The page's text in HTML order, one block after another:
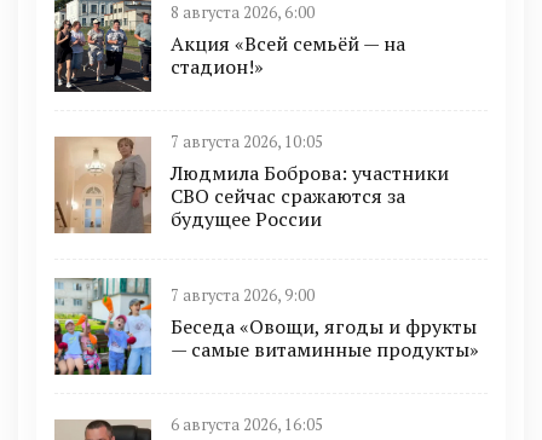
8 августа 2026, 6:00
Акция «Всей семьёй — на
стадион!»
7 августа 2026, 10:05
Людмила Боброва: участники
СВО сейчас сражаются за
будущее России
7 августа 2026, 9:00
Беседа «Овощи, ягоды и фрукты
— самые витаминные продукты»
6 августа 2026, 16:05